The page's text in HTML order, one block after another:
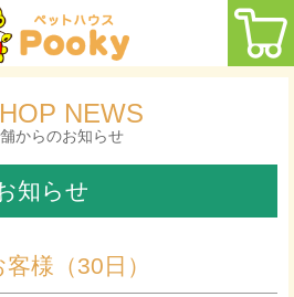
NEWS
からのお知らせ
知らせ
様（30日）